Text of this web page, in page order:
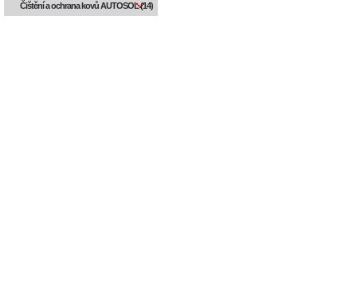
Čištění a ochrana kovů AUTOSOL (14)